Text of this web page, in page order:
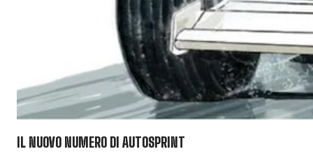
IL NUOVO NUMERO DI AUTOSPRINT